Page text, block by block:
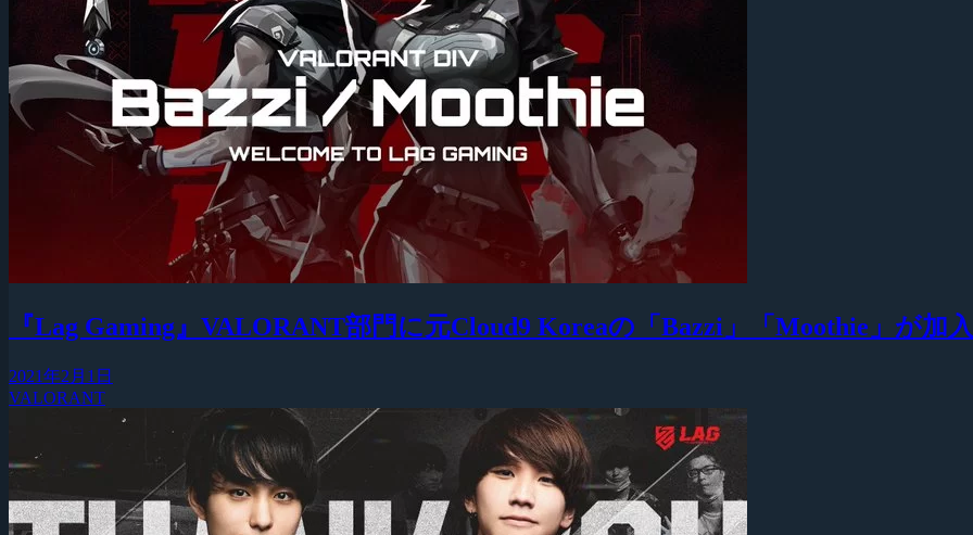
『Lag Gaming』VALORANT部門に元Cloud9 Koreaの「Bazzi」「Moothie」が加入
2021年2月1日
VALORANT